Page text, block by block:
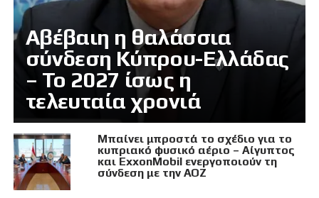
Αβέβαιη η θαλάσσια
σύνδεση Κύπρου-Ελλάδας
– Το 2027 ίσως η
τελευταία χρονιά
Μπαίνει μπροστά το σχέδιο για το
κυπριακό φυσικό αέριο – Αίγυπτος
και ExxonMobil ενεργοποιούν τη
σύνδεση με την ΑΟΖ